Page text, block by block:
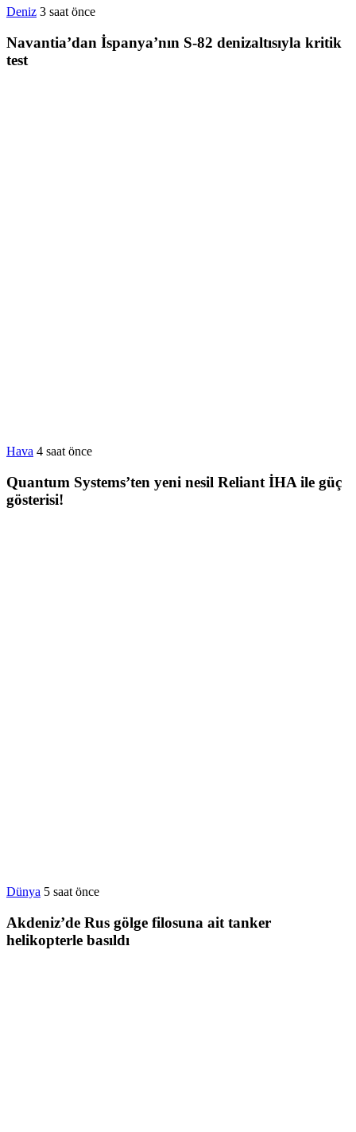
Deniz 3 saat önce
Navantia’dan İspanya’nın S-82 denizaltısıyla kritik
test
Hava 4 saat önce
Quantum Systems’ten yeni nesil Reliant İHA ile güç
gösterisi!
Dünya 5 saat önce
Akdeniz’de Rus gölge filosuna ait tanker
helikopterle basıldı